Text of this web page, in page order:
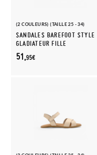
(2 COULEURS) (TAILLE 25 - 34)
SANDALES BAREFOOT STYLE
GLADIATEUR FILLE
51,95€